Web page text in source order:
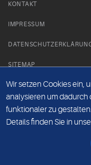
KONTAKT
IMPRESSUM
SITEMAP
NEWS PARTNER
Wir setzen Cookies ein,
analysieren um
funktionaler zu gestalten.
Details finden Sie in